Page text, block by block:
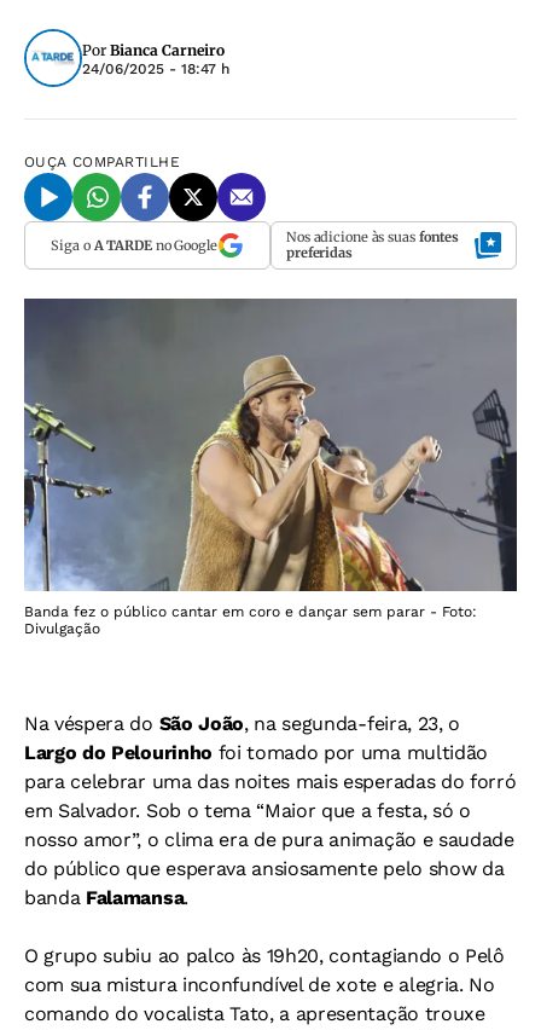
Por Bianca Carneiro
24/06/2025 - 18:47 h
OUÇA COMPARTILHE
Siga o A TARDEno Google Nos adicione às suas fontes
preferidas
Banda fez o público cantar em coro e dançar sem parar - Foto:
Divulgação
Na véspera do São João, na segunda-feira, 23, o
Largo do Pelourinho foi tomado por uma multidão
para celebrar uma das noites mais esperadas do forró
em Salvador. Sob o tema “Maior que a festa, só o
nosso amor”, o clima era de pura animação e saudade
do público que esperava ansiosamente pelo show da
banda Falamansa.
O grupo subiu ao palco às 19h20, contagiando o Pelô
com sua mistura inconfundível de xote e alegria. No
comando do vocalista Tato, a apresentação trouxe